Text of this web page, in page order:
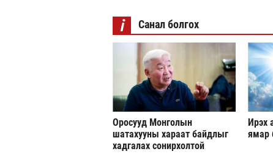
i Санал болгох
Оросууд Монголын
шатахууны хараат байдлыг
хадгалах сонирхолтой
Ирэх
ямар